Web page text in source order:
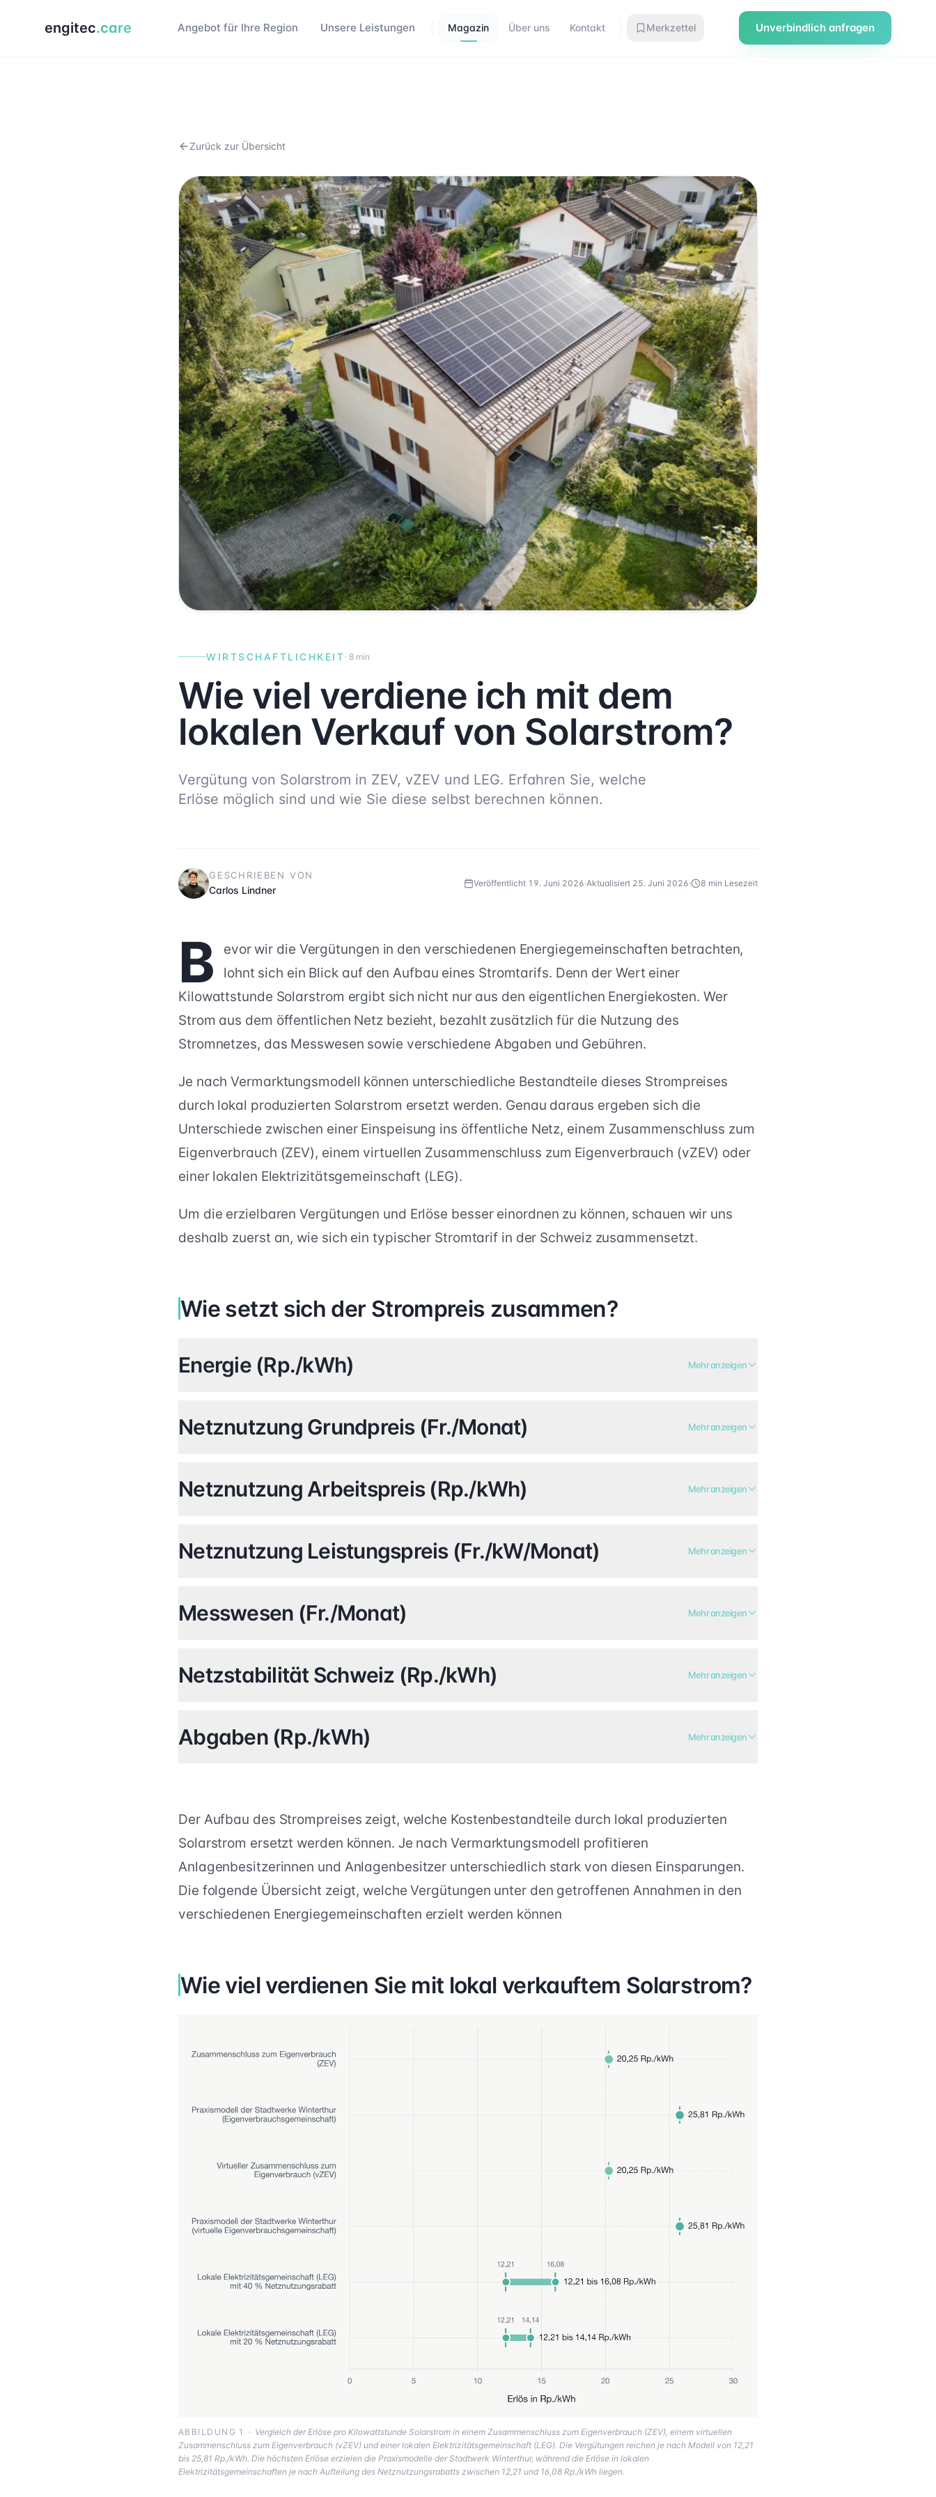
engitec.care Angebot für Ihre Region Unsere Leistungen Magazin Über uns Kontakt Merkzettel Unverbindlich anfragen
Zurück zur Übersicht
WIRTSCHAFTLICHKEIT · 8 min
Wie viel verdiene ich mit dem
lokalen Verkauf von Solarstrom?
Vergütung von Solarstrom in ZEV, vZEV und LEG. Erfahren Sie, welche
Erlöse möglich sind und wie Sie diese selbst berechnen können.
GESCHRIEBEN VON
Carlos Lindner
Veröffentlicht 19. Juni 2026·Aktualisiert 25. Juni 2026· 8 min Lesezeit
B
evor wir die Vergütungen in den verschiedenen Energiegemeinschaften betrachten,
lohnt sich ein Blick auf den Aufbau eines Stromtarifs. Denn der Wert einer
Kilowattstunde Solarstrom ergibt sich nicht nur aus den eigentlichen Energiekosten. Wer
Strom aus dem öffentlichen Netz bezieht, bezahlt zusätzlich für die Nutzung des
Stromnetzes, das Messwesen sowie verschiedene Abgaben und Gebühren.
Je nach Vermarktungsmodell können unterschiedliche Bestandteile dieses Strompreises
durch lokal produzierten Solarstrom ersetzt werden. Genau daraus ergeben sich die
Unterschiede zwischen einer Einspeisung ins öffentliche Netz, einem Zusammenschluss zum
Eigenverbrauch (ZEV), einem virtuellen Zusammenschluss zum Eigenverbrauch (vZEV) oder
einer lokalen Elektrizitätsgemeinschaft (LEG).
Um die erzielbaren Vergütungen und Erlöse besser einordnen zu können, schauen wir uns
deshalb zuerst an, wie sich ein typischer Stromtarif in der Schweiz zusammensetzt.
Wie setzt sich der Strompreis zusammen?
Energie (Rp./kWh) Mehr anzeigen
Netznutzung Grundpreis (Fr./Monat) Mehr anzeigen
Netznutzung Arbeitspreis (Rp./kWh) Mehr anzeigen
Netznutzung Leistungspreis (Fr./kW/Monat) Mehr anzeigen
Messwesen (Fr./Monat) Mehr anzeigen
Netzstabilität Schweiz (Rp./kWh) Mehr anzeigen
Abgaben (Rp./kWh) Mehr anzeigen
Der Aufbau des Strompreises zeigt, welche Kostenbestandteile durch lokal produzierten
Solarstrom ersetzt werden können. Je nach Vermarktungsmodell profitieren
Anlagenbesitzerinnen und Anlagenbesitzer unterschiedlich stark von diesen Einsparungen.
Die folgende Übersicht zeigt, welche Vergütungen unter den getroffenen Annahmen in den
verschiedenen Energiegemeinschaften erzielt werden können
Wie viel verdienen Sie mit lokal verkauftem Solarstrom?
ABBILDUNG 1 · Vergleich der Erlöse pro Kilowattstunde Solarstrom in einem Zusammenschluss zum Eigenverbrauch (ZEV), einem virtuellen
Zusammenschluss zum Eigenverbrauch (vZEV) und einer lokalen Elektrizitätsgemeinschaft (LEG). Die Vergütungen reichen je nach Modell von 12,21
bis 25,81 Rp./kWh. Die höchsten Erlöse erzielen die Praxismodelle der Stadtwerk Winterthur, während die Erlöse in lokalen
Elektrizitätsgemeinschaften je nach Aufteilung des Netznutzungsrabatts zwischen 12,21 und 16,08 Rp./kWh liegen.